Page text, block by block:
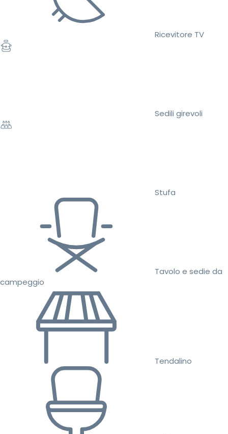
Ricevitore TV
Sedili girevoli
Stufa
Tavolo e sedie da
campeggio
Tendalino